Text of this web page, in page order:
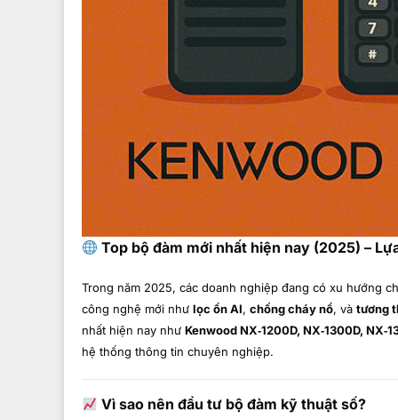
Top bộ đàm mới nhất hiện nay (2025) –
Trong năm 2025, các doanh nghiệp đang có xu hướng
công nghệ mới như lọc ồn AI, chống cháy nổ, và tương
nhất hiện nay như Kenwood NX‑1200D, NX‑1300D,
hệ thống thông tin chuyên nghiệp.
Vì sao nên đầu tư bộ đàm kỹ thuật số?